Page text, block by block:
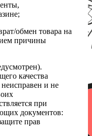
обмен товара на
причины
качества
неисправен и не
при
документов:
прав